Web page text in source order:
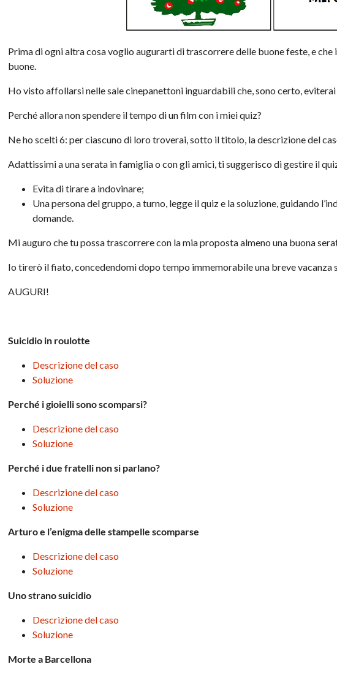
Prima di ogni altra cosa voglio augurarti di trascorrere delle buone feste, e che
buone.
Ho visto affollarsi nelle sale cinepanettoni inguardabili che, sono certo,
Perché allora non spendere il tempo di un film con i miei quiz?
Ne ho scelti 6: per ciascuno di loro troverai, sotto il titolo, la descrizione del
Adattissimi a una serata in famiglia o con gli amici, ti suggerisco di gestire il
Evita di tirare a indovinare;
Una persona del gruppo, a turno, legge il quiz e la soluzione, guidando
domande.
Mi auguro che tu possa trascorrere con la mia proposta almeno una buona
Io tirerò il fiato, concedendomi dopo tempo immemorabile una breve vacanza
AUGURI!
Suicidio in roulotte
Descrizione del caso
Soluzione
Perché i gioielli sono scomparsi?
Descrizione del caso
Soluzione
Perché i due fratelli non si parlano?
Descrizione del caso
Soluzione
Arturo e l’enigma delle stampelle scomparse
Descrizione del caso
Soluzione
Uno strano suicidio
Descrizione del caso
Soluzione
Morte a Barcellona